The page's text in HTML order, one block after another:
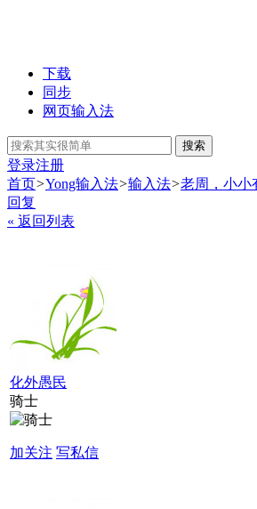
下载
同步
网页输入法
搜索
登录注册
首页>Yong输入法>输入法>老周，小小
回复
« 返回列表
化外愚民
骑士
加关注 写私信